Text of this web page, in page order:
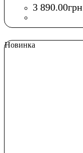
3 890.00грн
Новинка